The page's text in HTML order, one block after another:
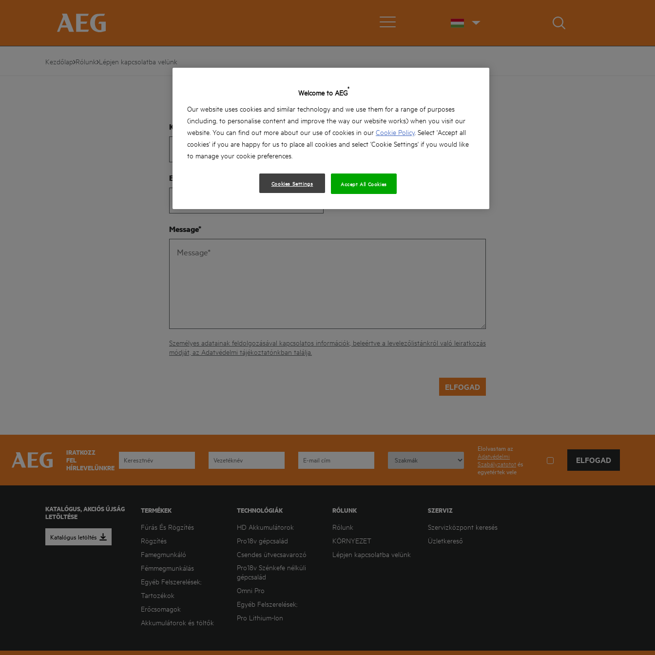
Kezdőlap Rólunk Lépjen kapcsolatba velünk
Keresztnév* Vezetéknév*
E-mail cím*
Message*
Személyes adatainak feldolgozásával kapcsolatos információk, beleértve a levelezőlistánkról való leiratkozás
módját, az Adatvédelmi tájékoztatónkban találja.
ELFOGAD
IRATKOZZ
FEL
HÍRLEVELÜNKRE
Elolvastam az
Adatvédelmi
Szabályzatototés
egyetértek vele
ELFOGAD
KATALÓGUS, AKCIÓS ÚJSÁG
LETÖLTÉSE
Katalógus letöltés
TERMÉKEK
Fúrás És Rögzítés
Rögzítés
Famegmunkáló
Fémmegmunkálás
Egyéb Felszerelések;
Tartozékok
Erőcsomagok
Akkumulátorok és töltők
TECHNOLÓGIÁK
HD Akkumulátorok
Pro18v gépcsalád
Csendes ütvecsavarozó
Pro18v Szénkefe nélküli
gépcsalád
Omni Pro
Egyéb Felszerelések;
Pro Lithium-Ion
RÓLUNK
Rólunk
KÖRNYEZET
Lépjen kapcsolatba velünk
SZERVIZ
Szervizközpont keresés
Üzletkereső
Welcome to AEG®
Our website uses cookies and similar technology and we use them for a range of purposes
(including, to personalise content and improve the way our website works) when you visit our
website. You can find out more about our use of cookies in our Cookie Policy. Select 'Accept all
cookies' if you are happy for us to place all cookies and select 'Cookie Settings' if you would like
to manage your cookie preferences.
Cookies Settings Accept All Cookies